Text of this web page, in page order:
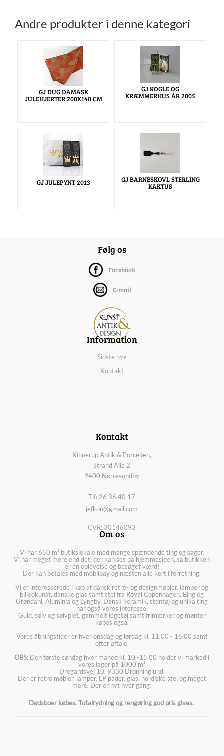
Andre produkter i denne kategori
GJ DUG DAMASK
JULEHJERTER 200X140 CM
GJ KOGLE OG
KRÆMMERHUS ÅR 2005
GJ JULEPYNT 2013 GJ BARNESKOVL STERLING
KAKTUS
Følg os
Facebook
E-mail
Information
Sidste nye
Kontakt
Kontakt
Kinnerup Antik & Porcelæn,
Strand Alle 2
9400 Nørresundby
Tlf: 26 36 40 17
jefkon@gmail.com
CVR: 30146093
Om os
Vi har 650 m² butikslokale med mange spændende ting og sager.
Vi har meget mere end det, der kan ses på hjemmesiden, så butikken
er en oplevelse og besøget værd!
Der kan betales med mobilpay og næsten alle kort i forretning.
Vi er interesserede i køb af dansk retro- og designmøbler, lamper og
billedkunst, danske glas samt stel fra Royal Copenhagen, Bing og
Grøndahl, Aluminia og Lyngby. Dansk keramik, stentøj og unika ting
har også vores interesse.
Guld, sølv og sølvplet, gammelt legetøj samt frimærker og mønter
købes også.
Vores åbningstider er hver onsdag og lørdag kl. 11.00 - 16.00 samt
efter aftale.
OBS: Den første søndag hver måned kl. 10 -15.00 holder vi marked i
vores lager på 1000 m²
Dregårdsvej 10, 9330 Dronninglund.
Der er retro møbler, lamper, LP pader, glas, nordiske stel og meget
mere. Der er nyt hver gang!
Dødsboer købes. Totalrydning og rengøring god pris gives.